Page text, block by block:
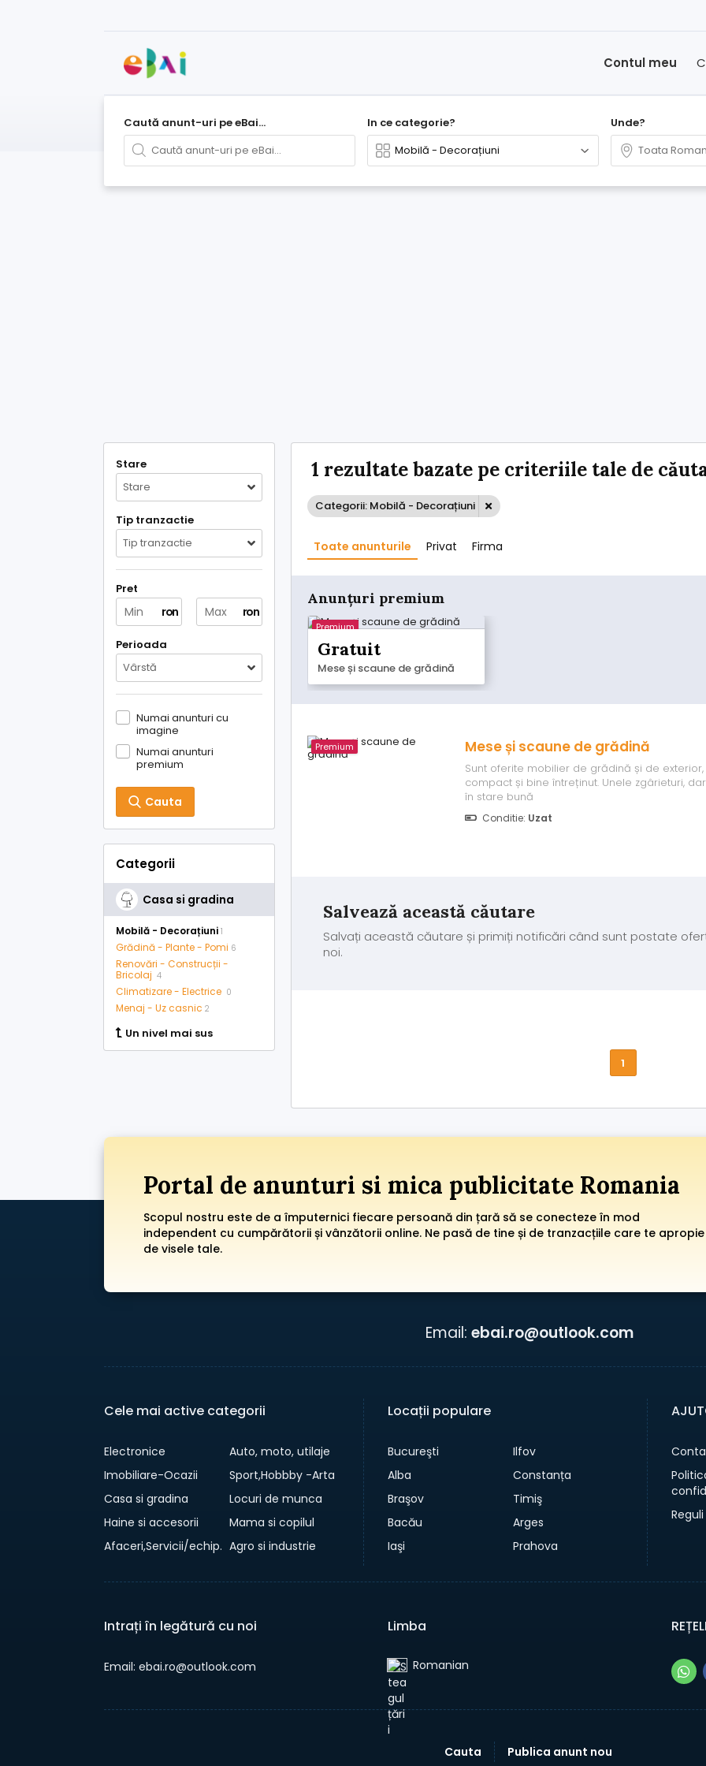
Contul meu
Caută anunt-uri pe eBai... In ce categorie? Unde?
Stare
Stare
Tip tranzactie
Tip tranzactie
Pret
ron ron
Perioada
Vârstă
Numai anunturi cu
imagine
Numai anunturi
premium
Cauta
Categorii
Casa si gradina
Mobilă - Decorațiuni 1
Grădină - Plante - Pomi 6
Renovări - Construcții -
Bricolaj 4
Climatizare - Electrice 0
Menaj - Uz casnic 2
Un nivel mai sus
1 rezultate bazate pe criteriile tale de
Categorii: Mobilă - Decorațiuni
Toate anunturile Privat Firma
Anunțuri premium
Premium
Gratuit
Mese și scaune de grădină
Premium Mese și scaune de grădină
Sunt oferite mobilier de grădină și de
compact și bine întreținut. Unele zgârieturi,
în stare bună
Conditie: Uzat
Salvează această căutare
Salvați această căutare și primiți notificări când sunt postate
noi.
1
Portal de anunturi si mica publicitate Romania
Scopul nostru este de a împuternici fiecare persoană din țară să se conecteze în mod
independent cu cumpărătorii și vânzătorii online. Ne pasă de tine și de tranzacțiile care te apropie
de visele tale.
Email: ebai.ro@outlook.com
Cele mai active categorii
Electronice
Auto, moto, utilaje
Imobiliare-Ocazii
Sport,Hobbby -Arta
Casa si gradina
Locuri de munca
Haine si accesorii
Mama si copilul
Afaceri,Servicii/echip. Agro si industrie
Locații populare
Bucureşti
Ilfov
Alba
Constanța
Braşov
Timiş
Bacău
Arges
Iaşi
Prahova
Intrați în legătură cu noi
Email: ebai.ro@outlook.com
Limba
Romanian‎
Cauta Publica anunt nou